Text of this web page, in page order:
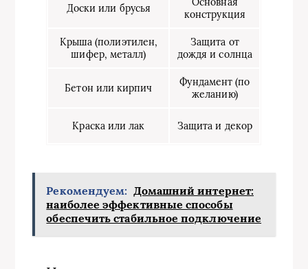
Доски или брусья
конструкция
Крыша (полиэтилен,
шифер, металл)
Защита от
дождя и солнца
Бетон или кирпич
Фундамент (по
желанию)
Краска или лак Защита и декор
Рекомендуем: Домашний интернет:
наиболее эффективные способы
обеспечить стабильное подключение